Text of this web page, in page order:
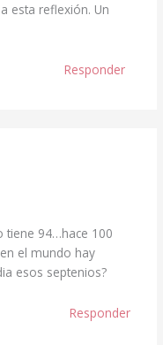
esta reflexión. Un
Responder
tiene 94…hace 100
el mundo hay
esos septenios?
Responder